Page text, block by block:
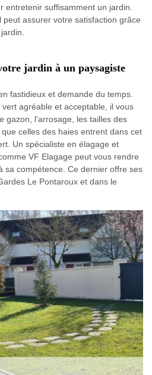
entretenir suffisamment un jardin.
assurer votre satisfaction grâce
jardin à un paysagiste
fastidieux et demande du temps.
vert agréable et acceptable, il vous
gazon, l’arrosage, les tailles des
celles des haies entrent dans cet
Un spécialiste en élagage et
VF Elagage peut vous rendre
sa compétence. Ce dernier offre ses
Le Pontaroux et dans le